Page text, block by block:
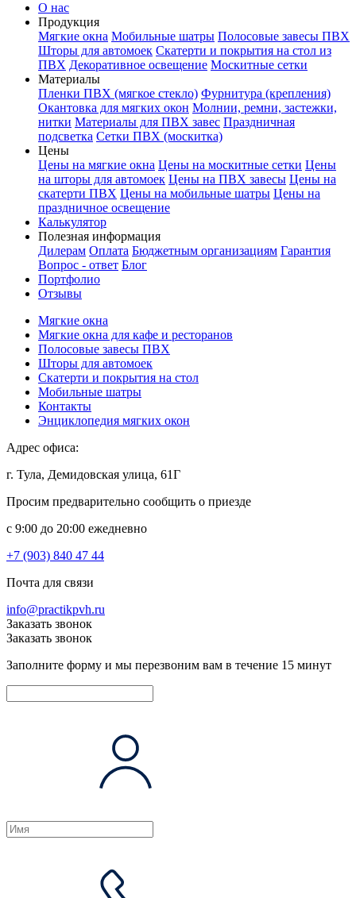
О нас
Продукция
Мягкие окна Мобильные шатры Полосовые завесы ПВХ
Шторы для автомоек Скатерти и покрытия на стол из
ПВХ Декоративное освещение Москитные сетки
Материалы
Пленки ПВХ (мягкое стекло) Фурнитура (крепления)
Окантовка для мягких окон Молнии, ремни, застежки,
нитки Материалы для ПВХ завес Праздничная
подсветка Сетки ПВХ (москитка)
Цены
Цены на мягкие окна Цены на москитные сетки Цены
на шторы для автомоек Цены на ПВХ завесы Цены на
скатерти ПВХ Цены на мобильные шатры Цены на
праздничное освещение
Калькулятор
Полезная информация
Дилерам Оплата Бюджетным организациям Гарантия
Вопрос - ответ Блог
Портфолио
Отзывы
Мягкие окна
Мягкие окна для кафе и ресторанов
Полосовые завесы ПВХ
Шторы для автомоек
Скатерти и покрытия на стол
Мобильные шатры
Контакты
Энциклопедия мягких окон
Адрес офиса:
г. Тула, Демидовская улица, 61Г
Просим предварительно сообщить о приезде
c 9:00 до 20:00 ежедневно
+7 (903) 840 47 44
Почта для связи
info@practikpvh.ru
Заказать звонок
Заказать звонок
Заполните форму и мы перезвоним вам в течение 15 минут